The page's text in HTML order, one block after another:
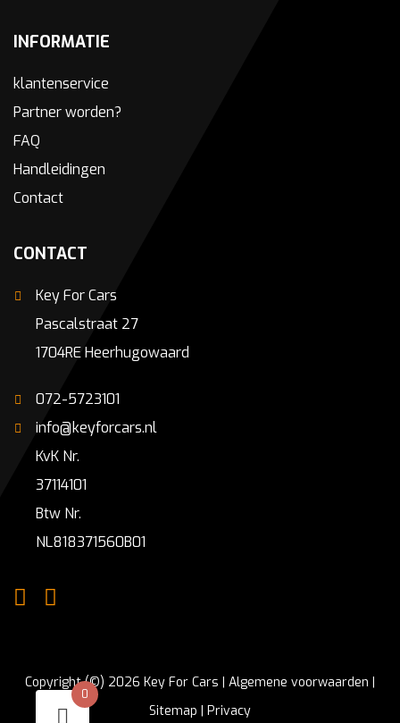
INFORMATIE
klantenservice
Partner worden?
FAQ
Handleidingen
Contact
CONTACT
Key For Cars
Pascalstraat 27
1704RE Heerhugowaard
072-5723101
info@keyforcars.nl
KvK Nr.
37114101
Btw Nr.
NL818371560B01
Copyright (©) 2026 Key For Cars | Algemene voorwaarden
Sitemap
Privacy
0